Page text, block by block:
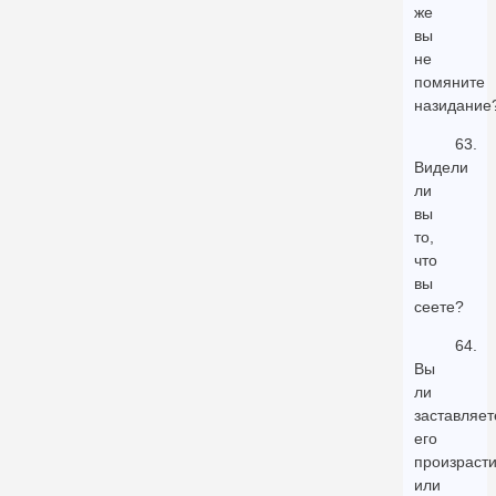
же
вы
не
помяните
63.
Видели
ли
вы
то,
что
вы
сеете?
64.
Вы
ли
его
произрасти
или